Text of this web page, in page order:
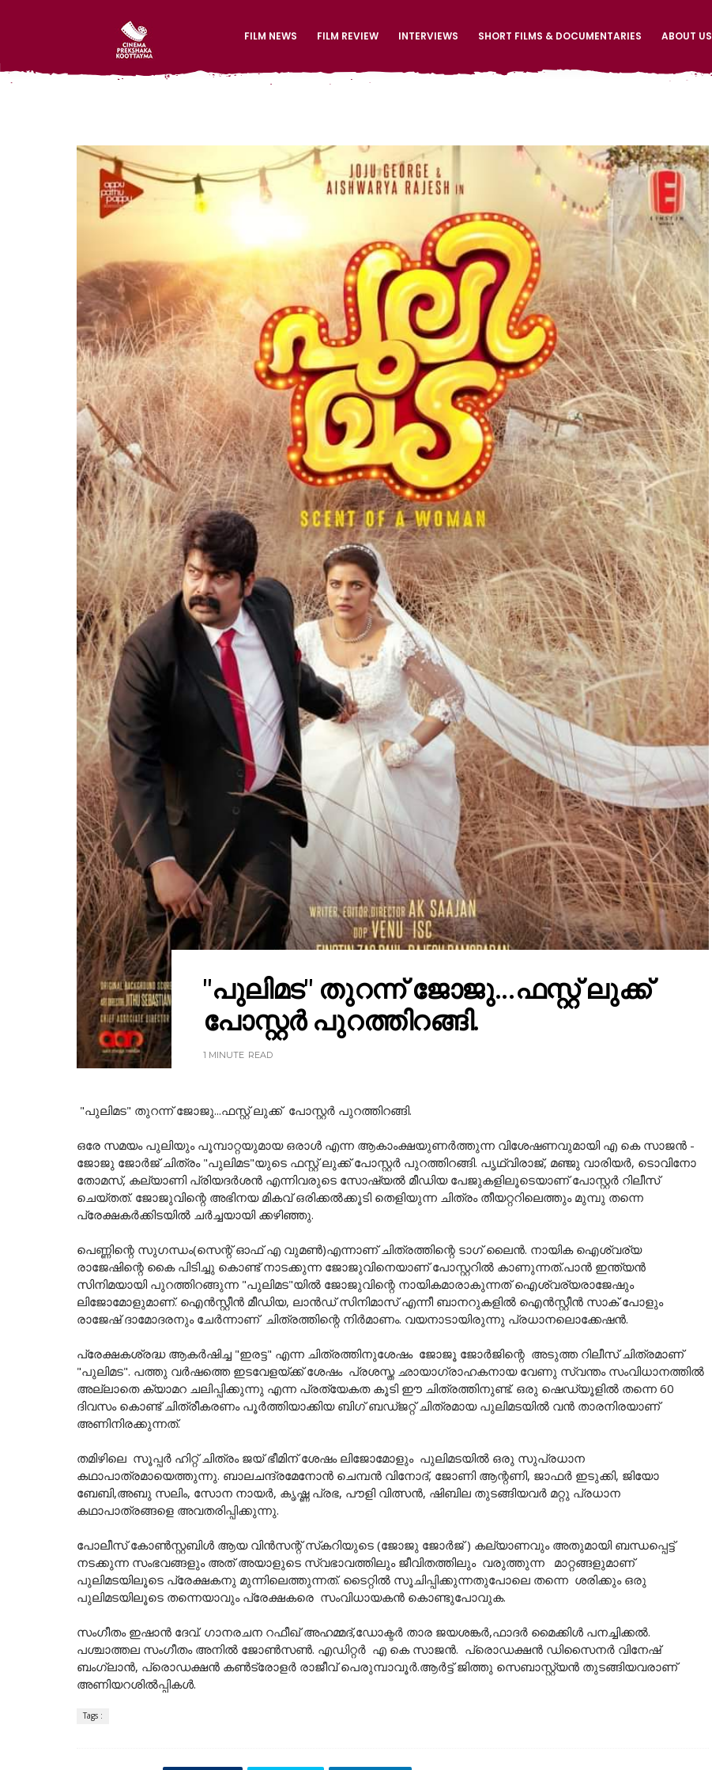
FILM NEWS FILM REVIEW INTERVIEWS SHORT FILMS & DOCUMENTARIES ABOUT US
"പുലിമട" തുറന്ന് ജോജു...ഫസ്റ്റ് ലുക്ക്
പോസ്റ്റർ പുറത്തിറങ്ങി.
1 MINUTE READ
"പുലിമട" തുറന്ന് ജോജു...ഫസ്റ്റ് ലുക്ക് പോസ്റ്റർ പുറത്തിറങ്ങി.
ഒരേ സമയം പുലിയും പൂമ്പാറ്റയുമായ ഒരാൾ എന്ന ആകാംക്ഷയുണർത്തുന്ന വിശേഷണവുമായി എ കെ സാജൻ -
ജോജു ജോർജ് ചിത്രം "പുലിമട"യുടെ ഫസ്റ്റ് ലുക്ക് പോസ്റ്റർ പുറത്തിറങ്ങി. പൃഥ്വിരാജ്, മഞ്ജു വാരിയർ, ടൊവിനോ
തോമസ്, കല്യാണി പ്രിയദർശൻ എന്നിവരുടെ സോഷ്യൽ മീഡിയ പേജുകളിലൂടെയാണ് പോസ്റ്റർ റിലീസ്
ചെയ്തത്. ജോജുവിന്റെ അഭിനയ മികവ് ഒരിക്കൽക്കൂടി തെളിയുന്ന ചിത്രം തീയറ്ററിലെത്തും മുമ്പു തന്നെ
പ്രേക്ഷകർക്കിടയിൽ ചർച്ചയായി ക്കഴിഞ്ഞു.
പെണ്ണിന്റെ സുഗന്ധം(സെന്റ് ഓഫ് എ വുമണ്‍)എന്നാണ് ചിത്രത്തിന്റെ ടാഗ് ലൈന്‍. നായിക ഐശ്വര്യ
രാജേഷിന്റെ കൈ പിടിച്ചു കൊണ്ട് നാടക്കുന്ന ജോജുവിനെയാണ് പോസ്റ്ററിൽ കാണുന്നത്.പാന്‍ ഇന്ത്യന്‍
സിനിമയായി പുറത്തിറങ്ങുന്ന "പുലിമട"യില്‍ ജോജുവിന്റെ നായികമാരാകുന്നത് ഐശ്വര്യരാജേഷും
ലിജോമോളുമാണ്. ഐൻസ്റ്റീൻ മീഡിയ, ലാൻഡ് സിനിമാസ് എന്നീ ബാനറുകളിൽ ഐന്‍സ്റ്റീന്‍ സാക് പോളും
രാജേഷ് ദാമോദരനും ചേര്‍ന്നാണ് ചിത്രത്തിന്റെ നിര്‍മാണം. വയനാടായിരുന്നു പ്രധാനലൊക്കേഷന്‍.
പ്രേക്ഷകശ്രദ്ധ ആകർഷിച്ച "ഇരട്ട" എന്ന ചിത്രത്തിനുശേഷം ജോജൂ ജോർജിന്റെ അടുത്ത റിലീസ് ചിത്രമാണ്
"പുലിമട". പത്തു വർഷത്തെ ഇടവേളയ്ക്ക് ശേഷം പ്രശസ്ത ഛായാഗ്രാഹകനായ വേണു സ്വന്തം സംവിധാനത്തിൽ
അല്ലാതെ ക്യാമറ ചലിപ്പിക്കുന്നു എന്ന പ്രത്യേകത കൂടി ഈ ചിത്രത്തിനുണ്ട്. ഒരു ഷെഡ്യൂളിൽ തന്നെ 60
ദിവസം കൊണ്ട് ചിത്രീകരണം പൂർത്തിയാക്കിയ ബിഗ് ബഡ്ജറ്റ് ചിത്രമായ പുലിമടയിൽ വൻ താരനിരയാണ്
അണിനിരക്കുന്നത്.
തമിഴിലെ സൂപ്പർ ഹിറ്റ്‌ ചിത്രം ജയ് ഭീമിന് ശേഷം ലിജോമോളും പുലിമടയിൽ ഒരു സുപ്രധാന
കഥാപാത്രമായെത്തുന്നു. ബാലചന്ദ്രമേനോൻ ചെമ്പൻ വിനോദ്, ജോണി ആന്റണി, ജാഫർ ഇടുക്കി, ജിയോ
ബേബി,അബു സലിം, സോന നായർ, കൃഷ്ണ പ്രഭ, പൗളി വിത്സൻ, ഷിബില തുടങ്ങിയവർ മറ്റു പ്രധാന
കഥാപാത്രങ്ങളെ അവതരിപ്പിക്കുന്നു.
പോലീസ് കോൺസ്റ്റബിൾ ആയ വിൻസന്റ് സ്‌കറിയുടെ (ജോജു ജോർജ് ) കല്യാണവും അതുമായി ബന്ധപ്പെട്ട്
നടക്കുന്ന സംഭവങ്ങളും അത് അയാളുടെ സ്വഭാവത്തിലും ജീവിതത്തിലും വരുത്തുന്ന മാറ്റങ്ങളുമാണ്
പുലിമടയിലൂടെ പ്രേക്ഷകനു മുന്നിലെത്തുന്നത്. ടൈറ്റിൽ സൂചിപ്പിക്കുന്നതുപോലെ തന്നെ ശരിക്കും ഒരു
പുലിമടയിലൂടെ തന്നെയാവും പ്രേക്ഷകരെ സംവിധായകൻ കൊണ്ടുപോവുക.
സംഗീതം ഇഷാൻ ദേവ്. ഗാനരചന റഫീഖ് അഹമ്മദ്,ഡോക്ടർ താര ജയശങ്കർ,ഫാദർ മൈക്കിൾ പനച്ചിക്കൽ.
പശ്ചാത്തല സംഗീതം അനിൽ ജോൺസൺ. എഡിറ്റർ എ കെ സാജൻ. പ്രൊഡക്ഷൻ ഡിസൈനർ വിനേഷ്
ബംഗ്ലാൻ, പ്രൊഡക്ഷൻ കൺട്രോളർ രാജീവ് പെരുമ്പാവൂർ.ആർട്ട്‌ ജിത്തു സെബാസ്റ്റ്യൻ തുടങ്ങിയവരാണ്
അണിയറശിൽപ്പികൾ.
Tags :